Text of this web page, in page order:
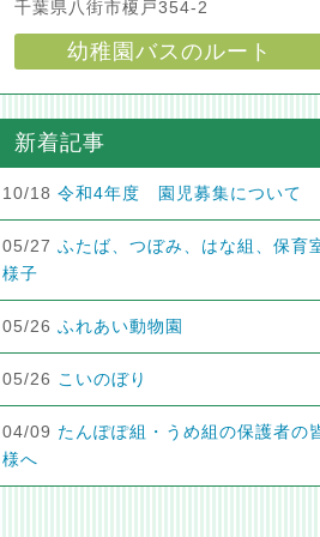
千葉県八街市榎戸354-2
幼稚園バスのルート
新着記事
10/18 令和4年度 園児募集について
05/27 ふたば、つぼみ、はな組、保育
様子
05/26 ふれあい動物園
05/26 こいのぼり
04/09 たんぽぽ組・うめ組の保護者の
様へ